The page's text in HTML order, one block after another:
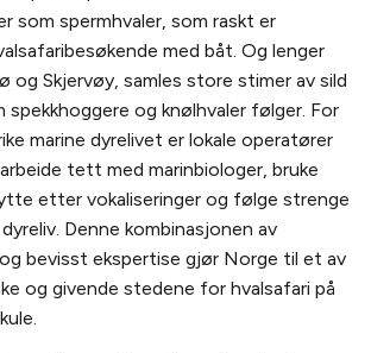
som spermhvaler, som raskt er
med båt. Og lenger
og Skjervøy, samles store stimer av sild
spekkhoggere og knølhvaler følger. For
marine dyrelivet er lokale operatører
tett med marinbiologer, bruke
etter vokaliseringer og følge strenge
Denne kombinasjonen av
bevisst ekspertise gjør Norge til et av
og givende stedene for hvalsafari på